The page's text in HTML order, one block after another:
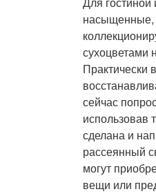
насыщенные,
сухоцветами
Практически
сейчас
использовав
сделана и
рассеянный
могут
вещи или